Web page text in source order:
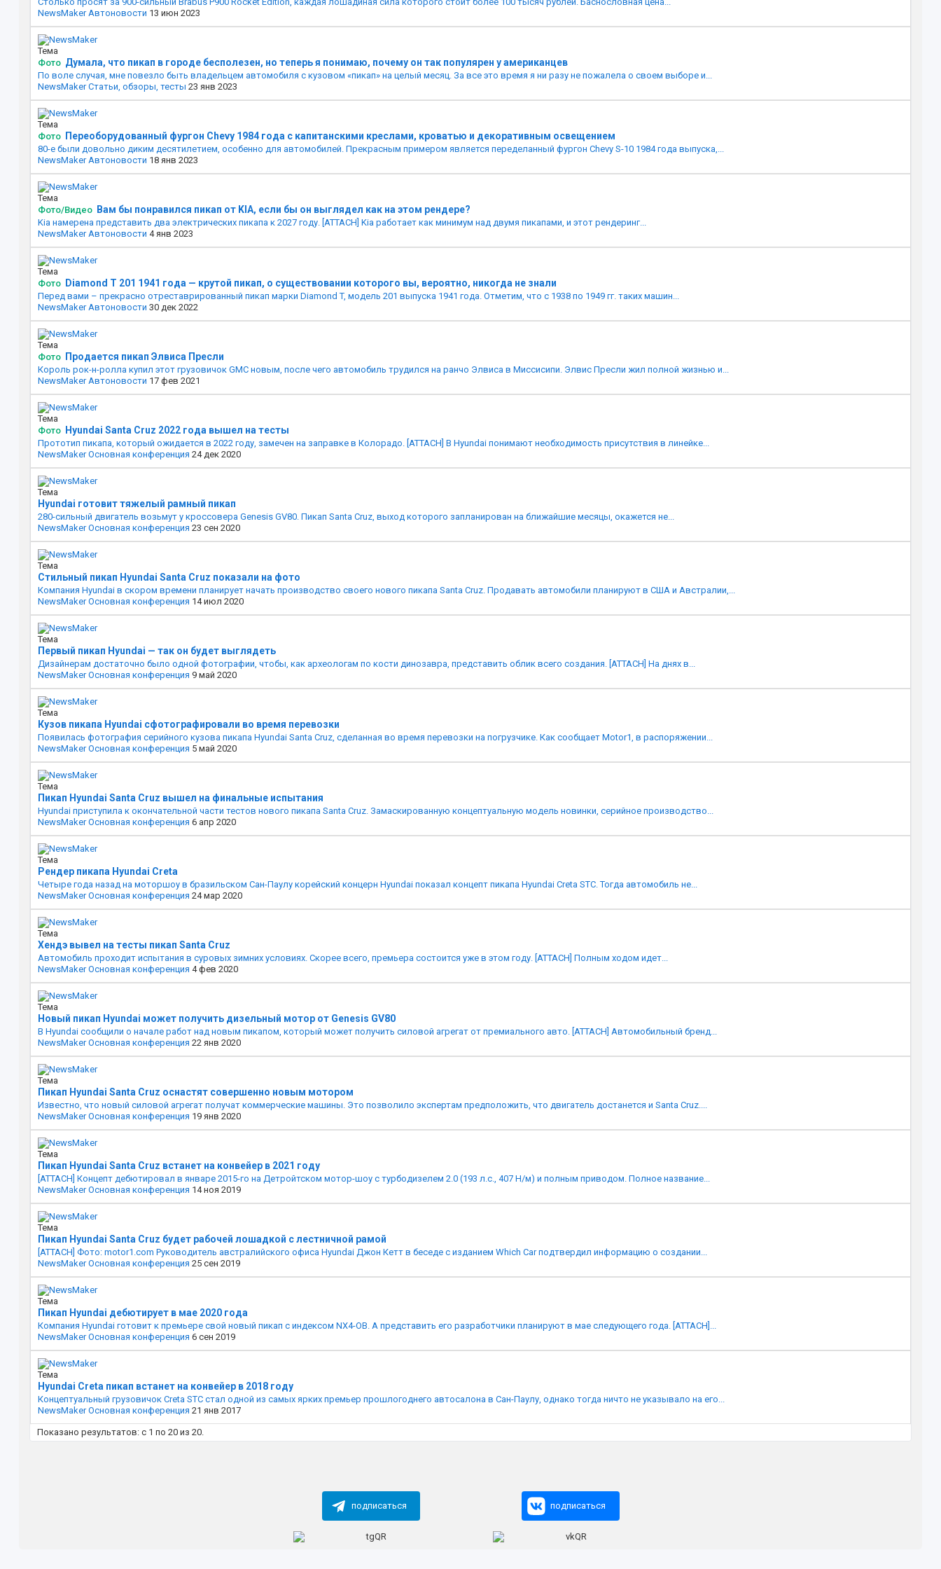
NewsMaker Автоновости 13 июн 2023
Тема
Фото Думала, что пикап в городе бесполезен, но теперь я понимаю, почему он так популярен у американцев
По воле случая, мне повезло быть владельцем автомобиля с кузовом «пикап» на целый месяц. За все это время я ни разу не пожалела о своем выборе и...
NewsMaker Статьи, обзоры, тесты 23 янв 2023
Тема
Фото Переоборудованный фургон Chevy 1984 года с капитанскими креслами, кроватью и декоративным освещением
80-е были довольно диким десятилетием, особенно для автомобилей. Прекрасным примером является переделанный фургон Chevy S-10 1984 года выпуска,...
NewsMaker Автоновости 18 янв 2023
Тема
Фото/Видео Вам бы понравился пикап от KIA, если бы он выглядел как на этом рендере?
Kia намерена представить два электрических пикапа к 2027 году. [ATTACH] Kia работает как минимум над двумя пикапами, и этот рендеринг...
NewsMaker Автоновости 4 янв 2023
Тема
Фото Diamond T 201 1941 года — крутой пикап, о существовании которого вы, вероятно, никогда не знали
Перед вами – прекрасно отреставрированный пикап марки Diamond T, модель 201 выпуска 1941 года. Отметим, что с 1938 по 1949 гг. таких машин...
NewsMaker Автоновости 30 дек 2022
Тема
Фото Продается пикап Элвиса Пресли
Король рок-н-ролла купил этот грузовичок GMC новым, после чего автомобиль трудился на ранчо Элвиса в Миссисипи. Элвис Пресли жил полной жизнью и...
NewsMaker Автоновости 17 фев 2021
Тема
Фото Hyundai Santa Cruz 2022 года вышел на тесты
Прототип пикапа, который ожидается в 2022 году, замечен на заправке в Колорадо. [ATTACH] В Hyundai понимают необходимость присутствия в линейке...
NewsMaker Основная конференция 24 дек 2020
Тема
Hyundai готовит тяжелый рамный пикап
280-сильный двигатель возьмут у кроссовера Genesis GV80. Пикап Santa Cruz, выход которого запланирован на ближайшие месяцы, окажется не...
NewsMaker Основная конференция 23 сен 2020
Тема
Стильный пикап Hyundai Santa Cruz показали на фото
Компания Hyundai в скором времени планирует начать производство своего нового пикапа Santa Cruz. Продавать автомобили планируют в США и Австралии,...
NewsMaker Основная конференция 14 июл 2020
Тема
Первый пикап Hyundai — так он будет выглядеть
Дизайнерам достаточно было одной фотографии, чтобы, как археологам по кости динозавра, представить облик всего создания. [ATTACH] На днях в...
NewsMaker Основная конференция 9 май 2020
Тема
Кузов пикапа Hyundai сфотографировали во время перевозки
Появилась фотография серийного кузова пикапа Hyundai Santa Cruz, сделанная во время перевозки на погрузчике. Как сообщает Motor1, в распоряжении...
NewsMaker Основная конференция 5 май 2020
Тема
Пикап Hyundai Santa Cruz вышел на финальные испытания
Hyundai приступила к окончательной части тестов нового пикапа Santa Cruz. Замаскированную концептуальную модель новинки, серийное производство...
NewsMaker Основная конференция 6 апр 2020
Тема
Рендер пикапа Hyundai Creta
Четыре года назад на моторшоу в бразильском Сан-Паулу корейский концерн Hyundai показал концепт пикапа Hyundai Creta STC. Тогда автомобиль не...
NewsMaker Основная конференция 24 мар 2020
Тема
Хендэ вывел на тесты пикап Santa Cruz
Автомобиль проходит испытания в суровых зимних условиях. Скорее всего, премьера состоится уже в этом году. [ATTACH] Полным ходом идет...
NewsMaker Основная конференция 4 фев 2020
Тема
Новый пикап Hyundai может получить дизельный мотор от Genesis GV80
В Hyundai сообщили о начале работ над новым пикапом, который может получить силовой агрегат от премиального авто. [ATTACH] Автомобильный бренд...
NewsMaker Основная конференция 22 янв 2020
Тема
Пикап Hyundai Santa Cruz оснастят совершенно новым мотором
Известно, что новый силовой агрегат получат коммерческие машины. Это позволило экспертам предположить, что двигатель достанется и Santa Cruz....
NewsMaker Основная конференция 19 янв 2020
Тема
Пикап Hyundai Santa Cruz встанет на конвейер в 2021 году
[ATTACH] Концепт дебютировал в январе 2015-го на Детройтском мотор-шоу с турбодизелем 2.0 (193 л.с., 407 Н/м) и полным приводом. Полное название...
NewsMaker Основная конференция 14 ноя 2019
Тема
Пикап Hyundai Santa Cruz будет рабочей лошадкой с лестничной рамой
[ATTACH] Фото: motor1.com Руководитель австралийского офиса Hyundai Джон Кетт в беседе с изданием Which Car подтвердил информацию о создании...
NewsMaker Основная конференция 25 сен 2019
Тема
Пикап Hyundai дебютирует в мае 2020 года
Компания Hyundai готовит к премьере свой новый пикап с индексом NX4-OB. А представить его разработчики планируют в мае следующего года. [ATTACH]...
NewsMaker Основная конференция 6 сен 2019
Тема
Hyundai Creta пикап встанет на конвейер в 2018 году
Концептуальный грузовичок Creta STC стал одной из самых ярких премьер прошлогоднего автосалона в Сан-Паулу, однако тогда ничто не указывало на его...
NewsMaker Основная конференция 21 янв 2017
Показано результатов: с 1 по 20 из 20.
подписаться подписаться